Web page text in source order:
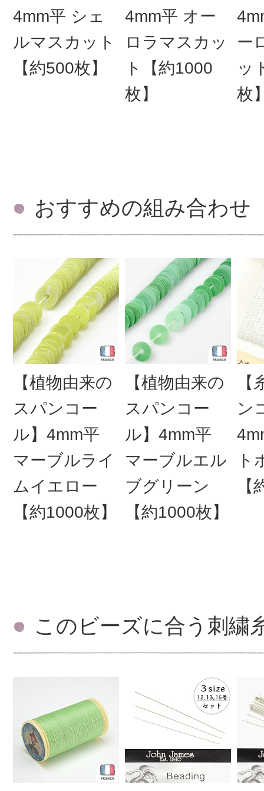
4mm平 シェ
ルマスカット
【約500枚】
4mm平 オー
ロラマスカッ
ト【約1000
枚】
ー
ッ
枚
おすすめの組み合わせ
【植物由来の
スパンコー
ル】4mm平
マーブルライ
ムイエロー
【約1000枚】
【植物由来の
スパンコー
ル】4mm平
マーブルエル
ブグリーン
【約1000枚】
ン
ト
このビーズに合う刺繍